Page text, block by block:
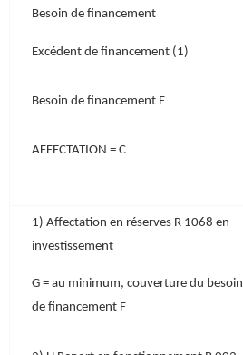
Besoin de financement
Excédent de financement (1)
Besoin de financement F
AFFECTATION = C
1) Affectation en réserves R 1068 en
investissement
G = au minimum, couverture du besoin
de financement F